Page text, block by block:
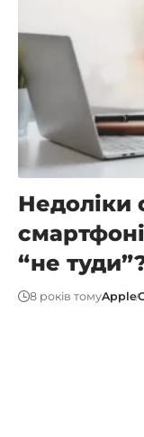
Недоліки
“не
8 років томуApple